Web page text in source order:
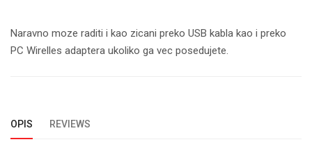
Naravno moze raditi i kao zicani preko USB kabla kao i preko
PC Wirelles adaptera ukoliko ga vec posedujete.
OPIS REVIEWS